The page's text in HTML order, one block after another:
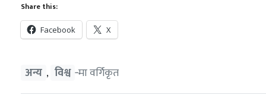
Share this:
Facebook X
अन्य , विश्व ‐मा वर्गिकृत